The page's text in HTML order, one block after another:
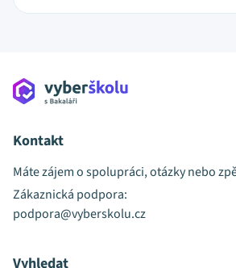
Kontakt
Máte zájem o spolupráci, otázky nebo
Zákaznická podpora:
podpora@vyberskolu.cz
Vyhledat